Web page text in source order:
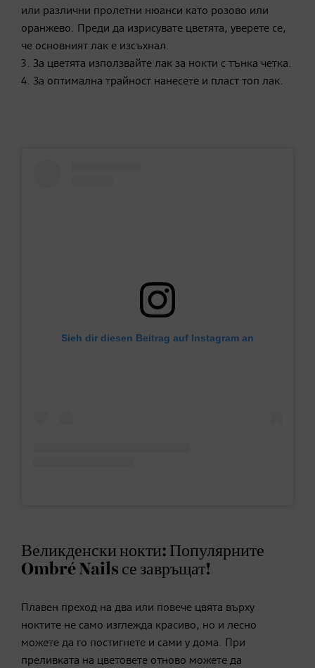
или различни пролетни нюанси като розово или
оранжево. Преди да изрисувате цветята, уверете се,
че основният лак е изсъхнал.
3. За цветята използвайте лак за нокти с тънка четка.
4. За оптимална трайност нанесете и пласт топ лак.
Sieh dir diesen Beitrag auf Instagram an
Великденски нокти: Популярните
Ombré Nails се завръщат!
Плавен преход на два или повече цвята върху
ноктите не само изглежда красиво, но и лесно
можете да го постигнете и сами у дома. При
преливката на цветовете отново можете да